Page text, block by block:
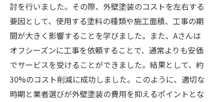
討を行いました。その際、外壁塗装のコストを左右する
要因として、使用する塗料の種類や施工面積、工事の期
間が大きく影響することを学びました。また、Aさんは
オフシーズンに工事を依頼することで、通常よりも安価
でサービスを受けることができました。結果として、約
30%のコスト削減に成功しました。このように、適切な
時期と業者選びが外壁塗装の費用を抑えるポイントとな